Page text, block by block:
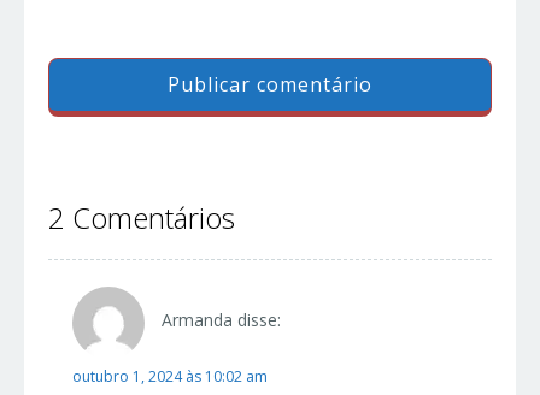
2 Comentários
Armanda disse:
outubro 1, 2024 às 10:02 am